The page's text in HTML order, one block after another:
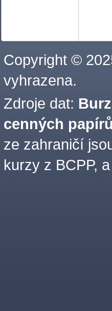
Copyright ©
vyhrazena.
Zdroje dat:
cenných
ze zahraničí
kurzy z BCPP,